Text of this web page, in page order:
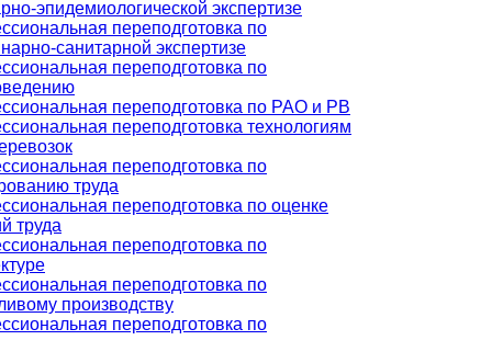
эпидемиологической экспертизе
переподготовка по
санитарной экспертизе
переподготовка по
переподготовка по РАО и РВ
переподготовка технологиям
переподготовка по
труда
переподготовка по оценке
труда
переподготовка по
переподготовка по
производству
переподготовка по